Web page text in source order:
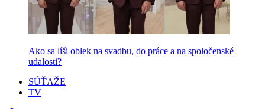
Ako sa líši oblek na svadbu, do práce a na spoločenské
udalosti?
SÚŤAŽE
TV